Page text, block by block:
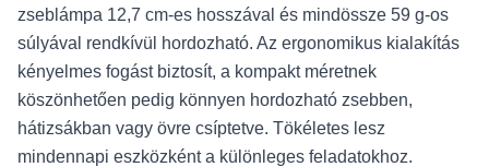
zseblámpa 12,7 cm-es hosszával és mindössze 59 g-os
súlyával rendkívül hordozható. Az ergonomikus kialakítás
kényelmes fogást biztosít, a kompakt méretnek
köszönhetően pedig könnyen hordozható zsebben,
hátizsákban vagy övre csíptetve. Tökéletes lesz
mindennapi eszközként a különleges feladatokhoz.